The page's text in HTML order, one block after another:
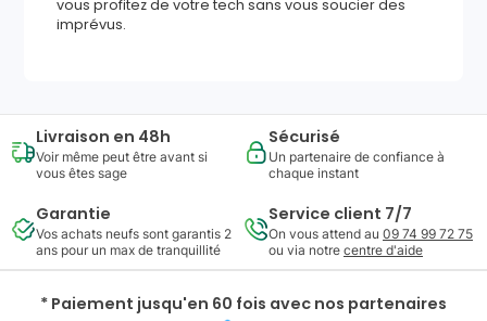
vous profitez de votre tech sans vous soucier des
imprévus.
Livraison en 48h
Voir même peut être avant si
vous êtes sage
Sécurisé
Un partenaire de confiance à
chaque instant
Garantie
Vos achats neufs sont garantis 2
ans pour un max de tranquillité
Service client 7/7
On vous attend au 09 74 99 72 75
ou via notre centre d'aide
* Paiement jusqu'en 60 fois avec nos partenaires